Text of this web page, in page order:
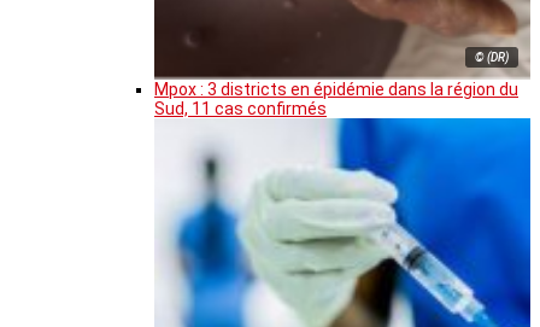
© (DR)
Mpox : 3 districts en épidémie dans la région du
Sud, 11 cas confirmés